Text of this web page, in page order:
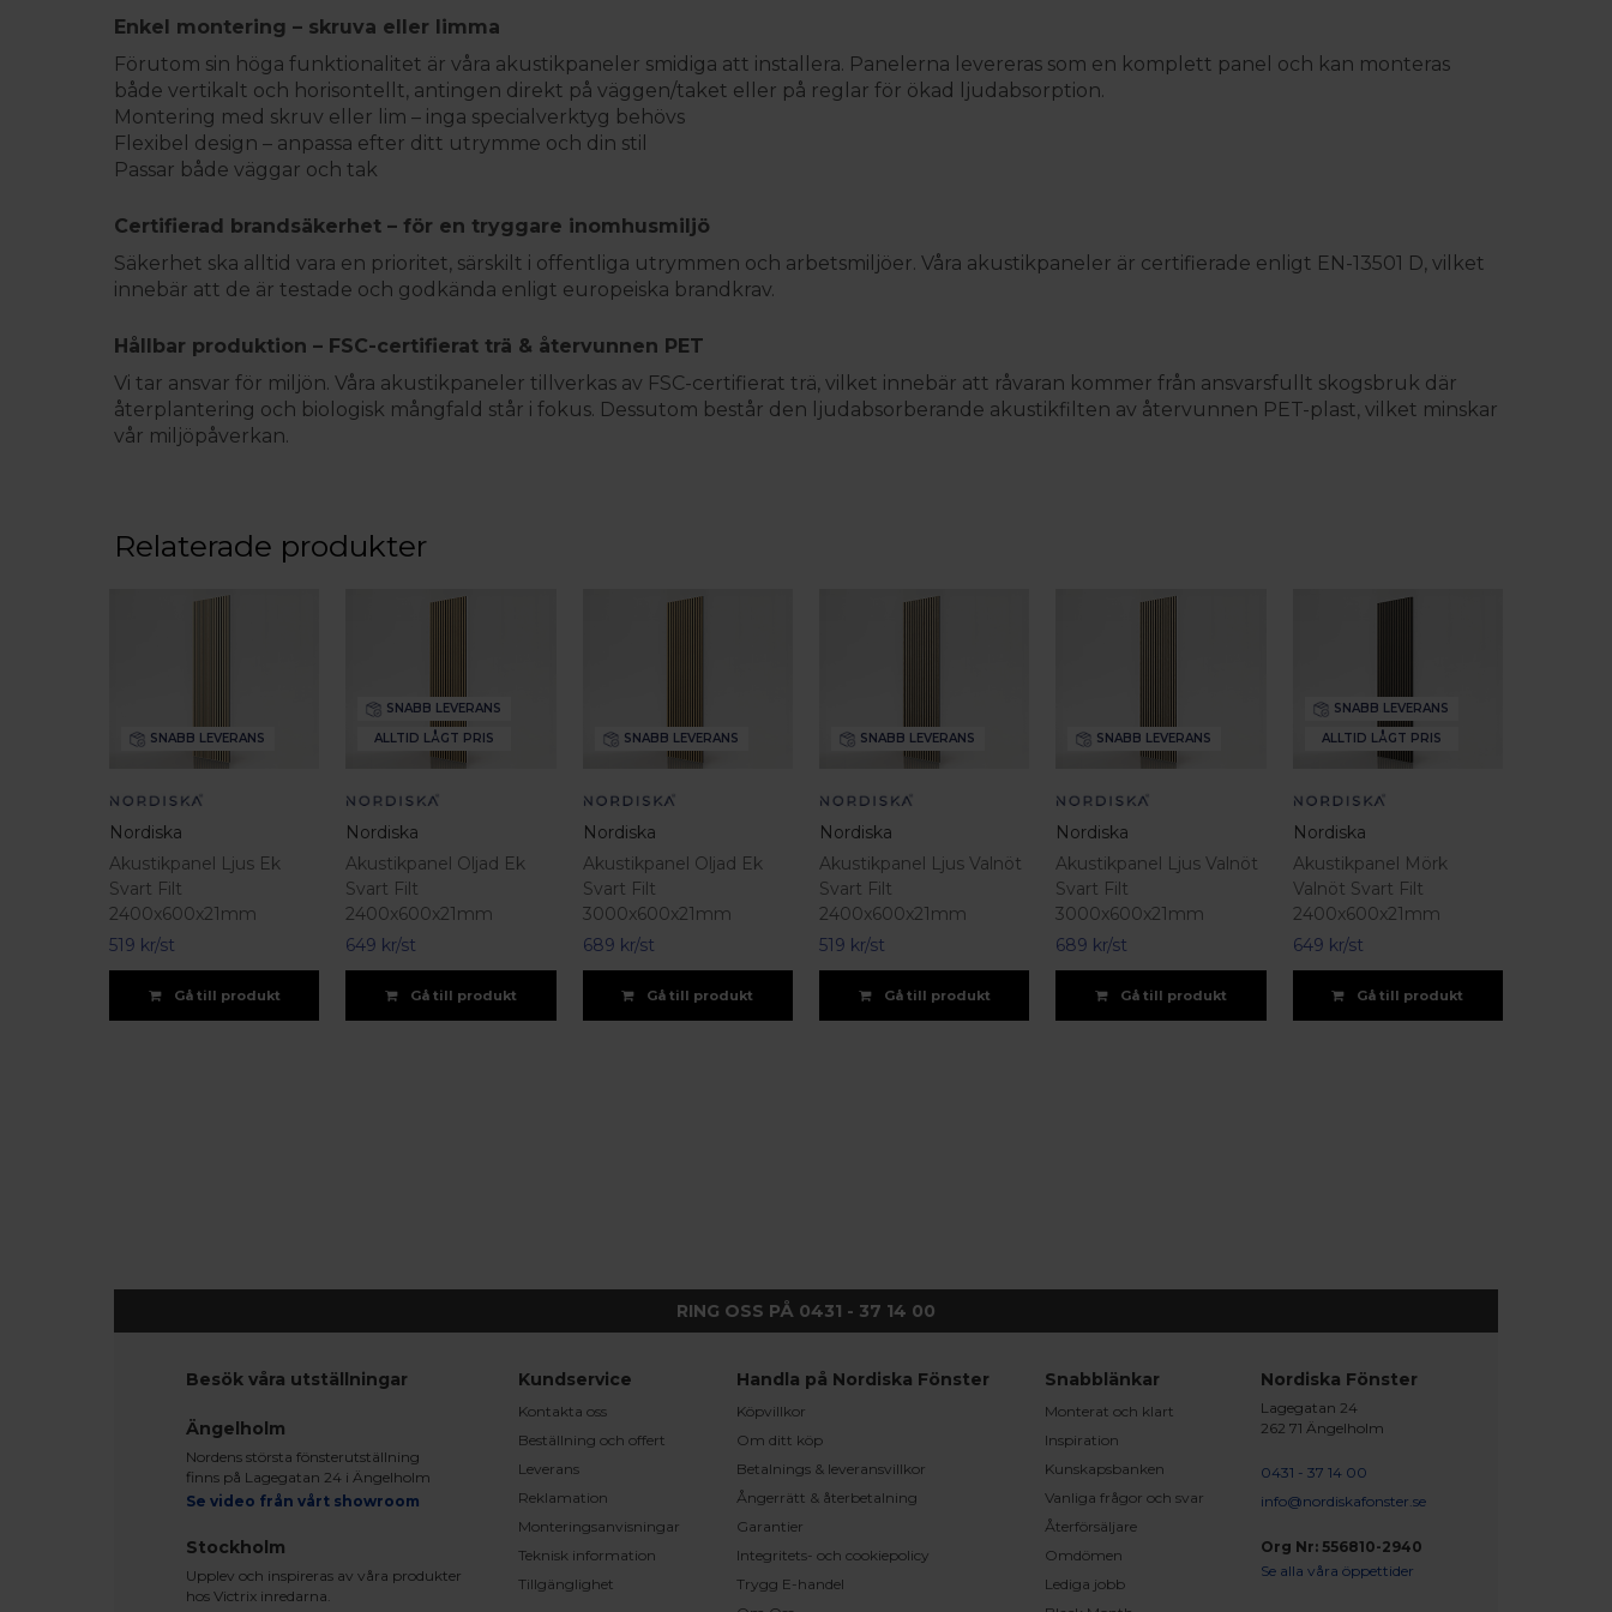
Enkel montering – skruva eller limma
Förutom sin höga funktionalitet är våra akustikpaneler smidiga att installera. Panelerna levereras som en komplett panel och kan monteras
både vertikalt och horisontellt, antingen direkt på väggen/taket eller på reglar för ökad ljudabsorption.
Montering med skruv eller lim – inga specialverktyg behövs
Flexibel design – anpassa efter ditt utrymme och din stil
Passar både väggar och tak
Certifierad brandsäkerhet – för en tryggare inomhusmiljö
Säkerhet ska alltid vara en prioritet, särskilt i offentliga utrymmen och arbetsmiljöer. Våra akustikpaneler är certifierade enligt EN-13501 D, vilket
innebär att de är testade och godkända enligt europeiska brandkrav.
Hållbar produktion – FSC-certifierat trä & återvunnen PET
Vi tar ansvar för miljön. Våra akustikpaneler tillverkas av FSC-certifierat trä, vilket innebär att råvaran kommer från ansvarsfullt skogsbruk där
återplantering och biologisk mångfald står i fokus. Dessutom består den ljudabsorberande akustikfilten av återvunnen PET-plast, vilket minskar
vår miljöpåverkan.
Relaterade produkter
SNABB LEVERANS
Nordiska
Akustikpanel Ljus Ek
Svart Filt
2400x600x21mm
519 kr/st
Gå till produkt
SNABB LEVERANS
ALLTID LÅGT PRIS
Nordiska
Akustikpanel Oljad Ek
Svart Filt
2400x600x21mm
649 kr/st
Gå till produkt
SNABB LEVERANS
Nordiska
Akustikpanel Oljad Ek
Svart Filt
3000x600x21mm
689 kr/st
Gå till produkt
SNABB LEVERANS
Nordiska
Akustikpanel Ljus Valnöt
Svart Filt
2400x600x21mm
519 kr/st
Gå till produkt
SNABB LEVERANS
Nordiska
Akustikpanel Ljus Valnöt
Svart Filt
3000x600x21mm
689 kr/st
Gå till produkt
SNABB LEVERANS
ALLTID LÅGT PRIS
Nordiska
Akustikpanel Mörk
Valnöt Svart Filt
2400x600x21mm
649 kr/st
Gå till produkt
RING OSS PÅ 0431 - 37 14 00
Besök våra utställningar
Ängelholm
Nordens största fönsterutställning
finns på Lagegatan 24 i Ängelholm
Se video från vårt showroom
Stockholm
Upplev och inspireras av våra produkter
hos Victrix inredarna.
Kundservice
Kontakta oss
Beställning och offert
Leverans
Reklamation
Monteringsanvisningar
Teknisk information
Tillgänglighet
Handla på Nordiska Fönster
Köpvillkor
Om ditt köp
Betalnings & leveransvillkor
Ångerrätt & återbetalning
Garantier
Integritets- och cookiepolicy
Trygg E-handel
Snabblänkar
Monterat och klart
Inspiration
Kunskapsbanken
Vanliga frågor och svar
Återförsäljare
Omdömen
Lediga jobb
Nordiska Fönster
Lagegatan 24
262 71 Ängelholm
0431 - 37 14 00
info@nordiskafonster.se
Org Nr: 556810-2940
Se alla våra öppettider